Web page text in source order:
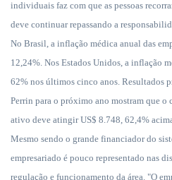
individuais faz com que as pessoas
deve continuar repassando a
No Brasil, a inflação médica anual das
12,24%. Nos Estados Unidos, a inflação
62% nos últimos cinco anos. Resultados
Perrin para o próximo ano mostram que
ativo deve atingir US$ 8.748, 62,4%
Mesmo sendo o grande financiador do
empresariado é pouco representado nas
regulação e funcionamento da área. "O